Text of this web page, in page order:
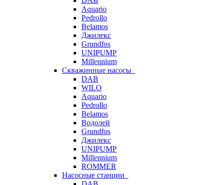
Aquario
Pedrollo
Belamos
Джилекс
Grundfos
UNIPUMP
Millennium
Скважинные насосы
DAB
WILO
Aquario
Pedrollo
Belamos
Водолей
Grundfos
Джилекс
UNIPUMP
Millennium
ROMMER
Насосные станции